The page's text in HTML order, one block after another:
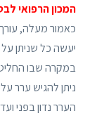
המכון הרפואי
כאמור מעלה,
יעשה כל שניתן על
במקרה שבו